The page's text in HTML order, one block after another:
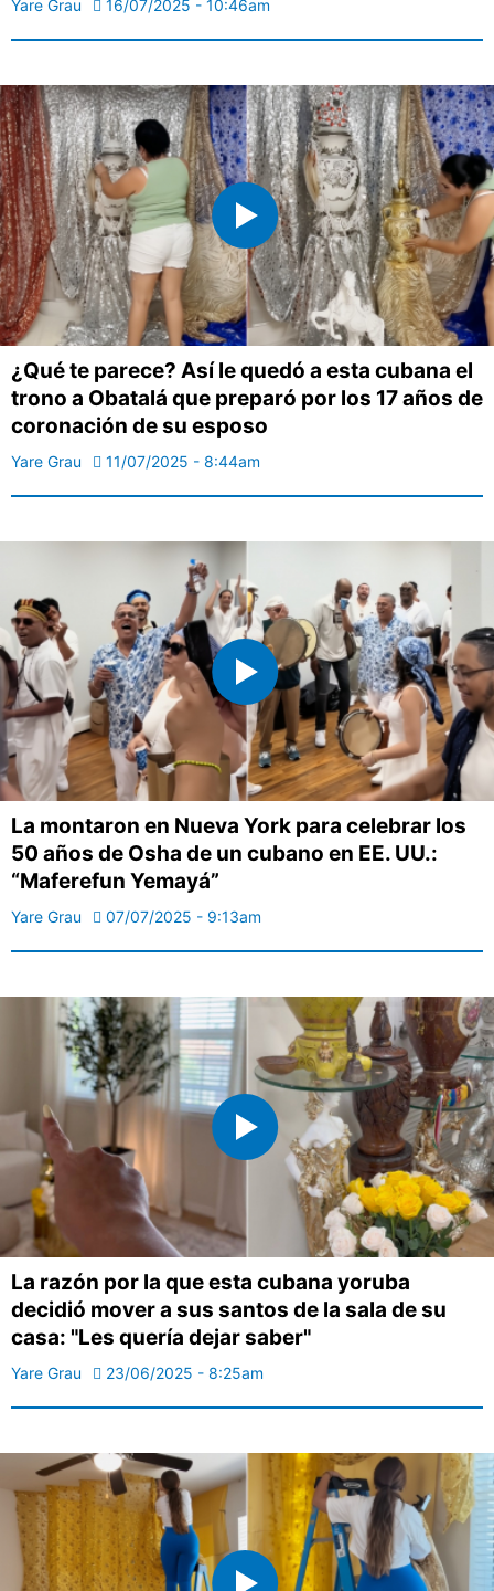
Yare Grau 16/07/2025 - 10:46am
¿Qué te parece? Así le quedó a esta cubana el
trono a Obatalá que preparó por los 17 años de
coronación de su esposo
Yare Grau 11/07/2025 - 8:44am
La montaron en Nueva York para celebrar los
50 años de Osha de un cubano en EE. UU.:
“Maferefun Yemayá”
Yare Grau 07/07/2025 - 9:13am
La razón por la que esta cubana yoruba
decidió mover a sus santos de la sala de su
casa: "Les quería dejar saber"
Yare Grau 23/06/2025 - 8:25am